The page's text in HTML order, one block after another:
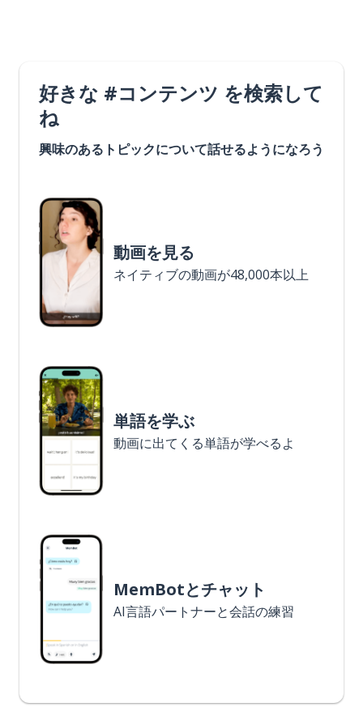
好きな #コンテンツ を検索して
ね
興味のあるトピックについて話せるようになろう
動画を見る
ネイティブの動画が48,000本以上
単語を学ぶ
動画に出てくる単語が学べるよ
MemBotとチャット
AI言語パートナーと会話の練習